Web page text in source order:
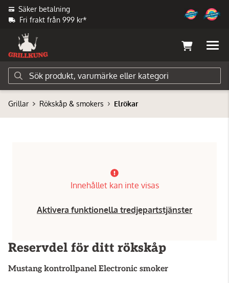
Säker betalning
Fri frakt från 999 kr*
Grillar Rökskåp & smokers Elrökar
Innehållet kan inte visas
Aktivera funktionella tredjepartstjänster
Reservdel för ditt rökskåp
Mustang kontrollpanel Electronic smoker